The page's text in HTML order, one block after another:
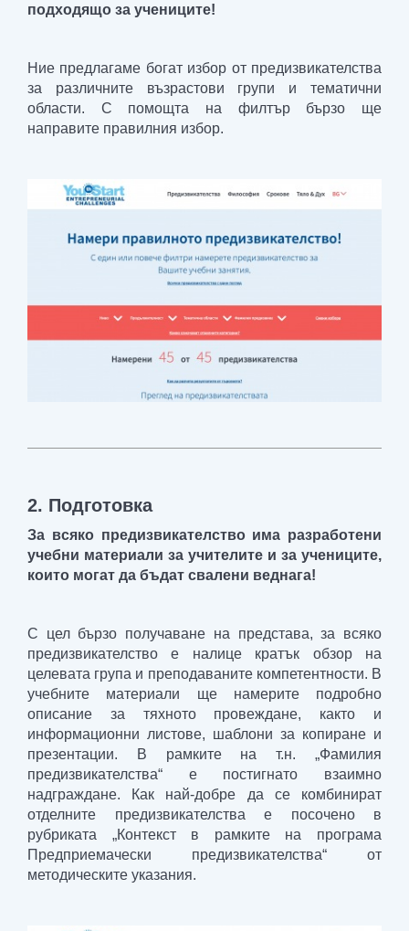
подходящо за учениците!
Ние предлагаме богат избор от предизвикателства
за различните възрастови групи и тематични
области. С помощта на филтър бързо ще
направите правилния избор.
2. Подготовка
За всяко предизвикателство има разработени
учебни материали за учителите и за учениците,
които могат да бъдат свалени веднага!
С цел бързо получаване на представа, за всяко
предизвикателство е налице кратък обзор на
целевата група и преподаваните компетентности. В
учебните материали ще намерите подробно
описание за тяхното провеждане, както и
информационни листове, шаблони за копиране и
презентации. В рамките на т.н. „Фамилия
предизвикателства“ е постигнато взаимно
надграждане. Как най-добре да се комбинират
отделните предизвикателства е посочено в
рубриката „Контекст в рамките на програма
Предприемачески предизвикателства“ от
методическите указания.